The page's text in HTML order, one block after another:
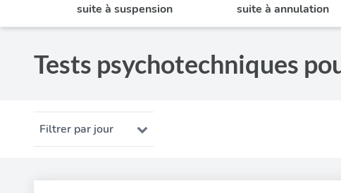
suite à suspension
suite à annulation
Tests psychotechniques
Filtrer par jour